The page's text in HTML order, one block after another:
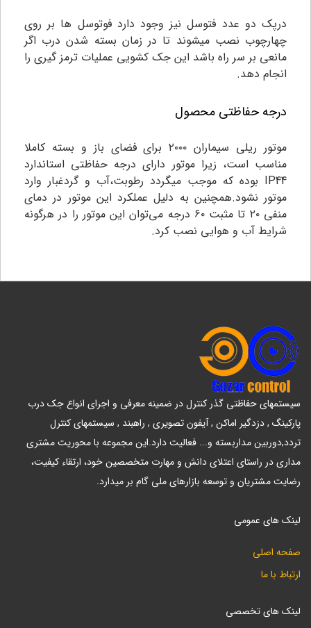
درپک دو عدد فتوسل نیز وجود دارد فوتوسل ها بر روی
چهارچوب نصب میشوند تا در زمان بسته شدن درب اگر
مانعی بر سر راه باشد این جک کشویی عملیات ترمز گیری را
انجام دهد.
درجه حفاظتی محصول
موتور ریلی سیماران ۲۰۰۰ برای فضای باز و بسته کاملا
مناسب است، زیرا موتور دارای درجه حفاظتی استاندارد
IP44 بوده که موجب میگردد رطوبت،آب و گردغبار وارد
موتور نشود.همچنین به دلیل عملکرد این موتور در دمای
منفی ۲۰ تا مثبت ۶۰ درجه می‌توان این موتور را در هرگونه
شرایط آب و هوایی نصب کرد.
سیستمهای حفاظتی گذر کنترل در ضمینه معرفی و اجرای انواع جک درب
پارکینگ , دزدگیر اماکن , آیفون تصویری , راهبند , سیستمهای کنترل
تردد,دوربین مداربسته و... فعالیت دارد.این مجموعه با محوریت مشتری
مداری در راستای اعتلای دانش و مهارت متخصصین خود، ارتقاء کیفیت،
رضایت مشتریان و توسعه بازارهای ملی گام بر میدارد.
لینک های عمومی
صفحه اصلی
ارتباط با ما
لینک های تخصصی